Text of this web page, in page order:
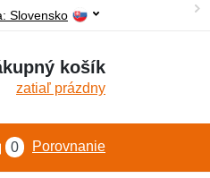
Slovensko
košík
zatiaľ prázdny
0 Porovnanie